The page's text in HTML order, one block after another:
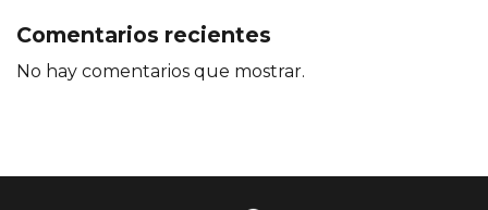
Comentarios recientes
No hay comentarios que mostrar.